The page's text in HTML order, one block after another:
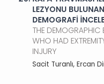
LEZYONU
DEMOGRAFİ
THE DEMOGRAPHIC
WHO HAD
INJURY
Sacit Turanlı, Ercan